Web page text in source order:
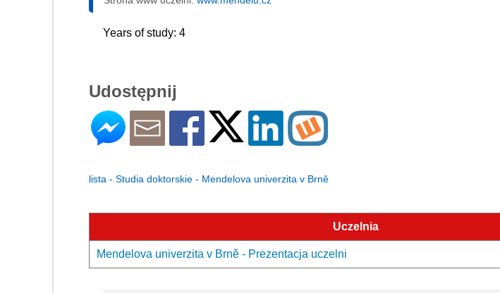
Years of study: 4
Udostępnij
lista - Studia doktorskie - Mendelova univerzita v Brně
Uczelnia
Mendelova univerzita v Brně - Prezentacja uczelni